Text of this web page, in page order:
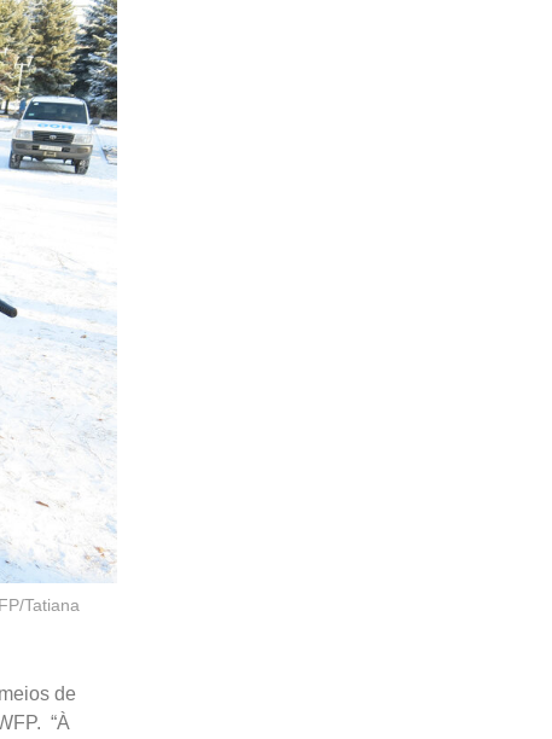
Tatiana
de
“À